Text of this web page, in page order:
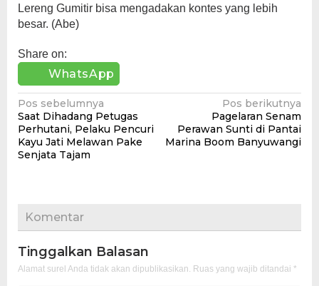
Lereng Gumitir bisa mengadakan kontes yang lebih
besar. (Abe)
Share on:
WhatsApp
Navigasi
pos
Pos sebelumnya
Saat Dihadang Petugas
Perhutani, Pelaku Pencuri
Kayu Jati Melawan Pake
Senjata Tajam
Pos berikutnya
Pagelaran Senam
Perawan Sunti di Pantai
Marina Boom Banyuwangi
Komentar
Tinggalkan Balasan
Alamat surel Anda tidak akan dipublikasikan. Ruas yang wajib ditandai *